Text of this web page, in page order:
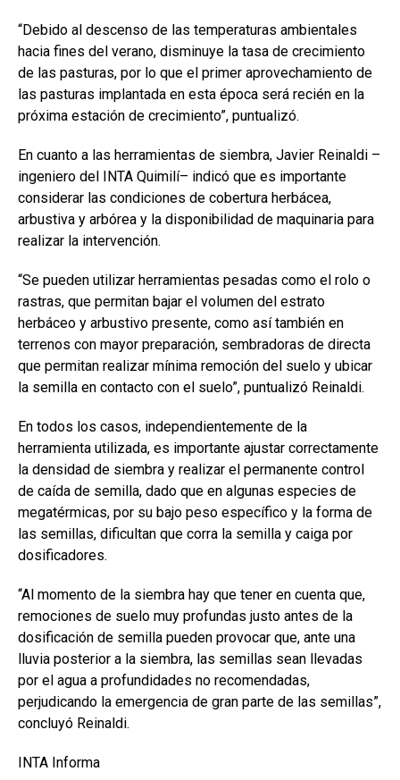
“Debido al descenso de las temperaturas ambientales
hacia fines del verano, disminuye la tasa de crecimiento
de las pasturas, por lo que el primer aprovechamiento de
las pasturas implantada en esta época será recién en la
próxima estación de crecimiento”, puntualizó.
En cuanto a las herramientas de siembra, Javier Reinaldi –
ingeniero del INTA Quimilí– indicó que es importante
considerar las condiciones de cobertura herbácea,
arbustiva y arbórea y la disponibilidad de maquinaria para
realizar la intervención.
“Se pueden utilizar herramientas pesadas como el rolo o
rastras, que permitan bajar el volumen del estrato
herbáceo y arbustivo presente, como así también en
terrenos con mayor preparación, sembradoras de directa
que permitan realizar mínima remoción del suelo y ubicar
la semilla en contacto con el suelo”, puntualizó Reinaldi.
En todos los casos, independientemente de la
herramienta utilizada, es importante ajustar correctamente
la densidad de siembra y realizar el permanente control
de caída de semilla, dado que en algunas especies de
megatérmicas, por su bajo peso específico y la forma de
las semillas, dificultan que corra la semilla y caiga por
dosificadores.
“Al momento de la siembra hay que tener en cuenta que,
remociones de suelo muy profundas justo antes de la
dosificación de semilla pueden provocar que, ante una
lluvia posterior a la siembra, las semillas sean llevadas
por el agua a profundidades no recomendadas,
perjudicando la emergencia de gran parte de las semillas”,
concluyó Reinaldi.
INTA Informa